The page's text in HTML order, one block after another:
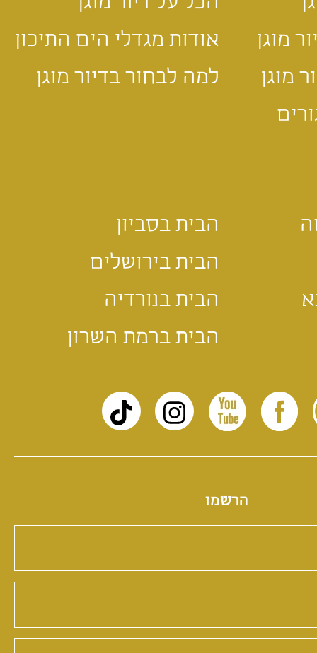
מוגן
אודות מגדלי הים התיכון
מוגן
למה לבחור בדיור מוגן
הבית בסביון
הבית בירושלים
הבית בנורדיה
הבית ברמת השרון
הרשמו